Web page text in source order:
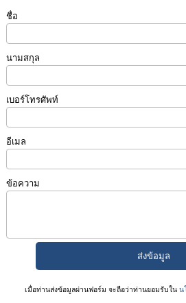
ชื่อ
นามสกุล
เบอร์โทรศัพท์
อีเมล
ข้อความ
เมื่อท่านส่งข้อมูลผ่านฟอร์ม จะถือว่าท่านยอมรับในน